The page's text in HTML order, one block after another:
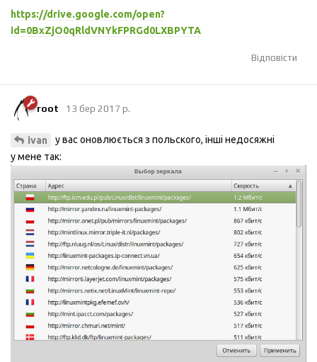
https://drive.google.com/open?
id=0BxZjO0qRldVNYkFPRGd0LXBPYTA
Відповісти
root 13 бер 2017 р.
ivan
у вас оновлюється з польского, інші недосяжні
у мене так: